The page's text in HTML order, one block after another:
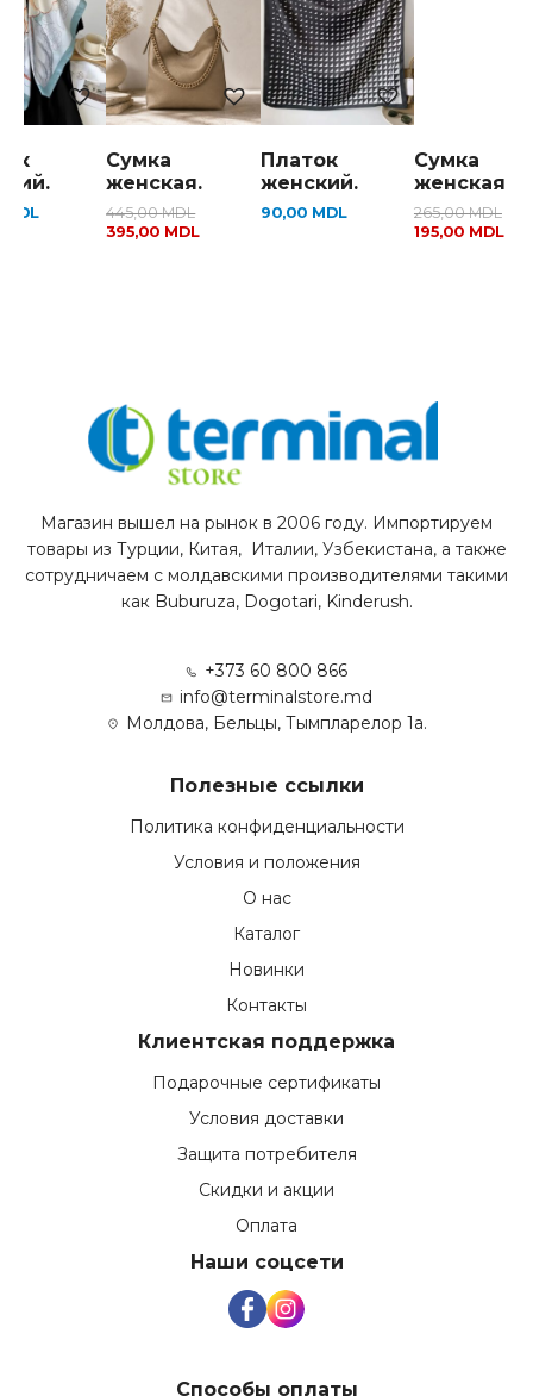
MDL
Сумка
женская.
445,00MDL
395,00 MDL
Платок
женский.
90,00 MDL
Сумка
женская .
265,00MDL
195,00 MDL
Магазин вышел на рынок в 2006 году. Импортируем
товары из Турции, Китая, Италии, Узбекистана, а также
сотрудничаем с молдавскими производителями такими
как Buburuza, Dogotari, Kinderush.
+373 60 800 866
info@terminalstore.md
Молдова, Бельцы, Тымпларелор 1а.
Полезные ссылки
Политика конфиденциальности
Условия и положения
О нас
Каталог
Новинки
Контакты
Клиентская поддержка
Подарочные сертификаты
Условия доставки
Защита потребителя
Скидки и акции
Оплата
Наши соцсети
Способы оплаты